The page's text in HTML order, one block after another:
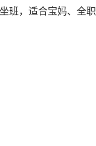
班，适合宝妈、全职